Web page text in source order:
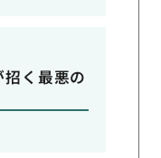
招く最悪の